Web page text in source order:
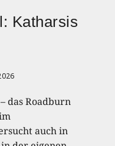
Katharsis
das Roadburn
auch in